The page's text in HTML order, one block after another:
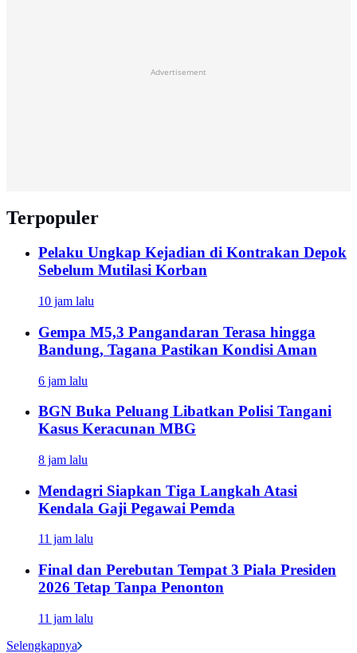
Advertisement
Terpopuler
Pelaku Ungkap Kejadian di Kontrakan Depok
Sebelum Mutilasi Korban
10 jam lalu
Gempa M5,3 Pangandaran Terasa hingga
Bandung, Tagana Pastikan Kondisi Aman
6 jam lalu
BGN Buka Peluang Libatkan Polisi Tangani
Kasus Keracunan MBG
8 jam lalu
Mendagri Siapkan Tiga Langkah Atasi
Kendala Gaji Pegawai Pemda
11 jam lalu
Final dan Perebutan Tempat 3 Piala Presiden
2026 Tetap Tanpa Penonton
11 jam lalu
Selengkapnya